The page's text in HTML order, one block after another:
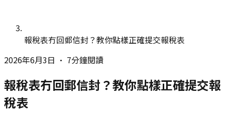
報稅表冇回郵信封？教你點樣正確提交報稅表
2026年6月3日 • 7分鐘閱讀
報稅表冇回郵信封？教你點樣正確提交報
稅表